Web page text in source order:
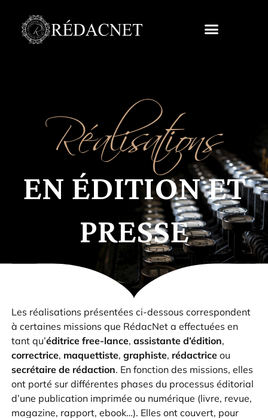
Réalisations
EN ÉDITION ET
PRESSE
Les réalisations présentées ci-dessous correspondent
à certaines missions que RédacNet a effectuées en
tant qu’éditrice free-lance, assistante d’édition,
correctrice, maquettiste, graphiste, rédactriceou
secrétaire de rédaction. En fonction des missions, elles
ont porté sur différentes phases du processus éditorial
d’une publication imprimée ou numérique (livre, revue,
magazine, rapport, ebook…). Elles ont couvert, pour